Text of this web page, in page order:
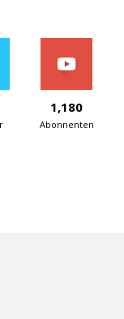
1,180
Abonnenten